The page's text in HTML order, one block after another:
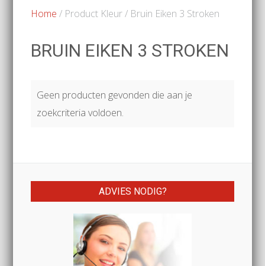
Home / Product Kleur / Bruin Eiken 3 Stroken
BRUIN EIKEN 3 STROKEN
Geen producten gevonden die aan je
zoekcriteria voldoen.
ADVIES NODIG?